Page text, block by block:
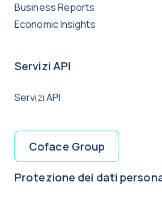
Business Reports
Economic Insights
Servizi API
Servizi API
Coface Group
Protezione dei dati